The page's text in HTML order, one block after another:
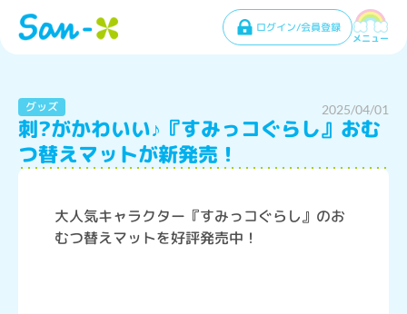
ログイン/会員登録
メニュー
グッズ 2025/04/01
刺?がかわいい♪『すみっコぐらし』おむ
つ替えマットが新発売！
大人気キャラクター『すみっコぐらし』のお
むつ替えマットを好評発売中！